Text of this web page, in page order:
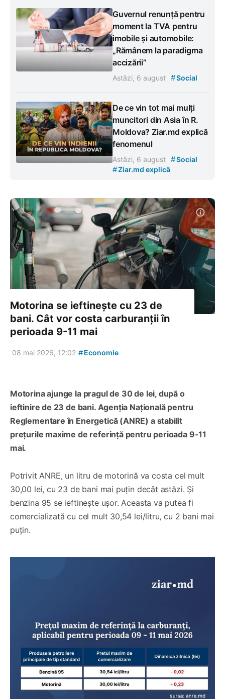
Guvernul renunță pentru
moment la TVA pentru
imobile și automobile:
„Rămânem la paradigma
accizării”
Astăzi, 6 august #Social
De ce vin tot mai mulți
muncitori din Asia în R.
Moldova? Ziar.md explică
fenomenul
Astăzi, 6 august #Social
#Ziar.md explică
Motorina se ieftinește cu 23 de
bani. Cât vor costa carburanții în
perioada 9-11 mai
08 mai 2026, 12:02 #Economie
Motorina ajunge la pragul de 30 de lei, după o
ieftinire de 23 de bani. Agenția Națională pentru
Reglementare în Energetică (ANRE) a stabilit
prețurile maxime de referință pentru perioada 9-11
mai.
Potrivit ANRE, un litru de motorină va costa cel mult
30,00 lei, cu 23 de bani mai puțin decât astăzi. Și
benzina 95 se ieftinește ușor. Aceasta va putea fi
comercializată cu cel mult 30,54 lei/litru, cu 2 bani mai
puțin.